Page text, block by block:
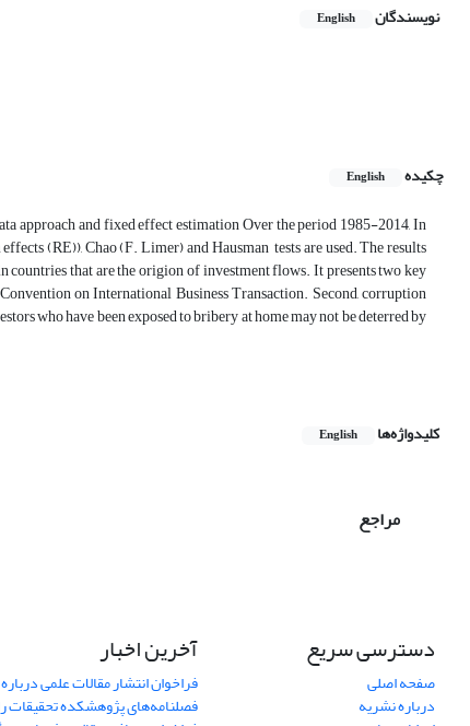
نویسندگان English
چکیده
English
approach and fixed effect estimation Over the period 1985-2014, In
(RE)), Chao (F. Limer) and Hausman tests are used. The results
that are the origion of investment flows. It presents two key
on International Business Transaction. Second, corruption
who have been exposed to bribery at home may not be deterred by
کلیدواژه‌ها English
مراجع
دسترسی سریع
صفحه اصلی
درباره نشریه
آخرین اخبار
فراخوان انتشار مقالات علمی
فصلنامه‌های پژوهشکده تحقیقات